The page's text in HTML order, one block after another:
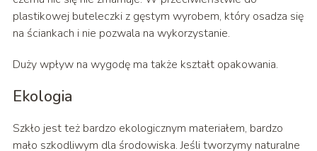
plastikowej buteleczki z gęstym wyrobem, który osadza się
na ściankach i nie pozwala na wykorzystanie.
Duży wpływ na wygodę ma także kształt opakowania.
Ekologia
Szkło jest też bardzo ekologicznym materiałem, bardzo
mało szkodliwym dla środowiska. Jeśli tworzymy naturalne